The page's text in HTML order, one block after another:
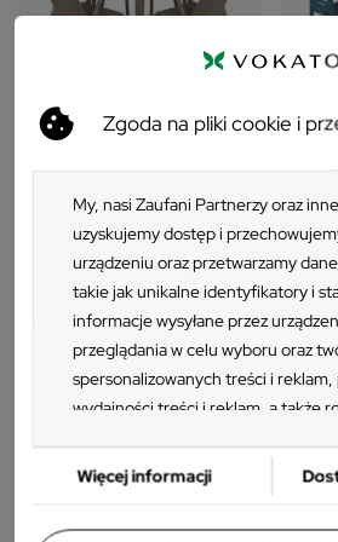
Zgoda na pliki cookie i
My, nasi Zaufani Partnerzy oraz
uzyskujemy dostęp i
urządzeniu oraz przetwarzamy
takie jak unikalne identyfikatory i
informacje wysyłane przez
przeglądania w celu wyboru oraz
spersonalizowanych treści i reklam,
wydajności treści i reklam, a także
Zaufani Partnerzy możemy korzystać
precyzyjnych danych
Więcej informacji
PRODUKT HISZPAŃSKI
Stół ONE 70 brązowy + 4 krzesła
FADO brązowy
2 343 zł
PRODUKT HISZPAŃSKI ZESTAW
Stół
krzesła
2 130